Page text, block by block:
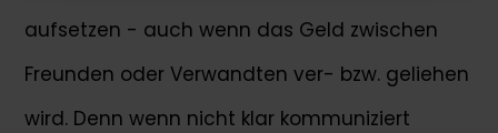
aufsetzen - auch wenn das Geld zwischen
Freunden oder Verwandten ver- bzw. geliehen
wird. Denn wenn nicht klar kommuniziert